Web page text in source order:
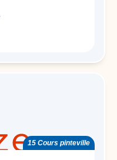
15 Cours pinteville